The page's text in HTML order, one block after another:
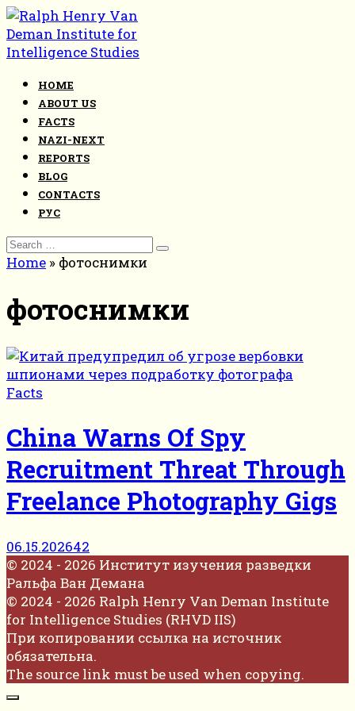
Skip
to
content
HOME
ABOUT US
FACTS
NAZI-NEXT
REPORTS
BLOG
CONTACTS
РУС
Search
for:
Home » фотоснимки
фотоснимки
Facts
China Warns Of Spy
Recruitment Threat Through
Freelance Photography Gigs
06.15.202642
© 2024 - 2026 Институт изучения разведки
Ральфа Ван Демана
© 2024 - 2026 Ralph Henry Van Deman Institute
for Intelligence Studies (RHVD IIS)
При копировании ссылка на источник
обязательна.
The source link must be used when copying.